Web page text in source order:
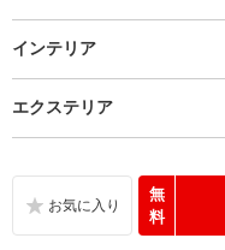
インテリア
エクステリア
無
料